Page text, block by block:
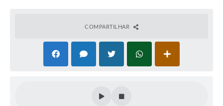
COMPARTILHAR